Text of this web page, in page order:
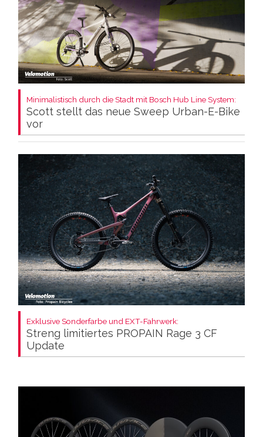
Minimalistisch durch die Stadt mit Bosch Hub Line System:
Scott stellt das neue Sweep Urban-E-Bike
vor
Exklusive Sonderfarbe und EXT-Fahrwerk:
Streng limitiertes PROPAIN Rage 3 CF
Update